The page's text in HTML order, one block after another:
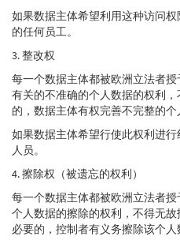
如果数据主体希望利用这种访问
的任何员工。
3. 整改权
每一个数据主体都被欧洲立法者
有关的不准确的个人数据的权利
的，数据主体有权完善不完整的个
如果数据主体希望行使此权利进
人员。
4. 擦除权（被遗忘的权利）
每一个数据主体都被欧洲立法者
个人数据的擦除的权利，不得无
必要的，控制者有义务擦除该个人